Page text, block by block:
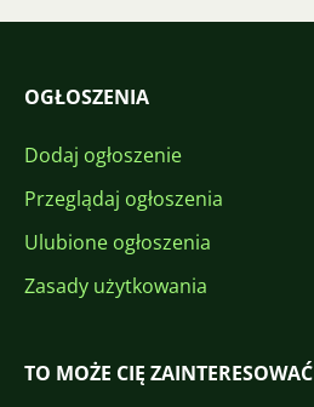
OGŁOSZENIA
Dodaj ogłoszenie
Przeglądaj ogłoszenia
Ulubione ogłoszenia
Zasady użytkowania
TO MOŻE CIĘ ZAINTERESOWAĆ